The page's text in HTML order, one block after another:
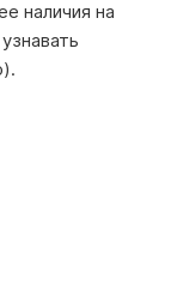
наличия на